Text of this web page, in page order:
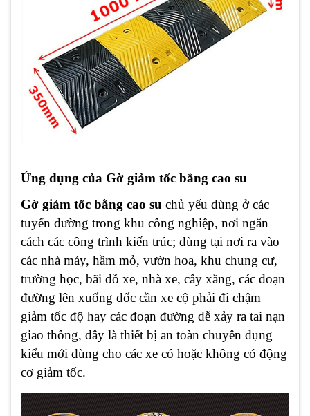
Ứng dụng của Gờ giảm tốc bằng cao su
Gờ giảm tốc bằng cao su chủ yếu dùng ở các
tuyến đường trong khu công nghiệp, nơi ngăn
cách các công trình kiến trúc; dùng tại nơi ra vào
các nhà máy, hầm mỏ, vườn hoa, khu chung cư,
trường học, bãi đỗ xe, nhà xe, cây xăng, các đoạn
đường lên xuống dốc cần xe cộ phải đi chậm
giảm tốc độ hay các đoạn đường dễ xảy ra tai nạn
giao thông, đây là thiết bị an toàn chuyên dụng
kiểu mới dùng cho các xe có hoặc không có động
cơ giảm tốc.